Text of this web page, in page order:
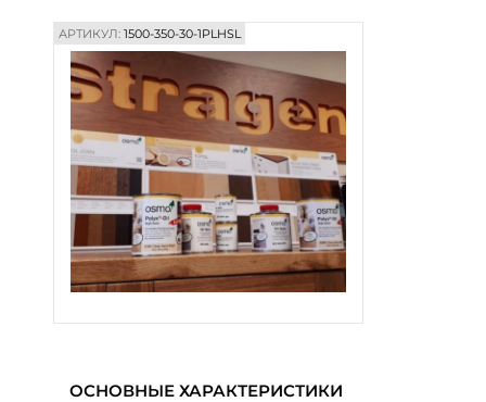
Контакты
АРТИКУЛ:1500-350-30-1PLHSL
ОСНОВНЫЕ ХАРАКТЕРИСТИКИ